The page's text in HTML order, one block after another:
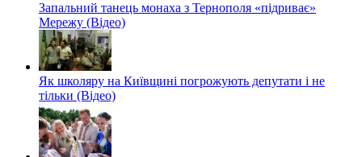
Запальний танець монаха з Тернополя «підриває»
Мережу (Відео)
Як школяру на Київщині погрожують депутати і не
тільки (Відео)